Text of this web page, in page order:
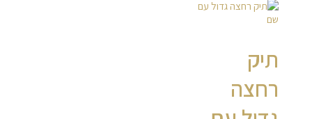
תיק
רחצה